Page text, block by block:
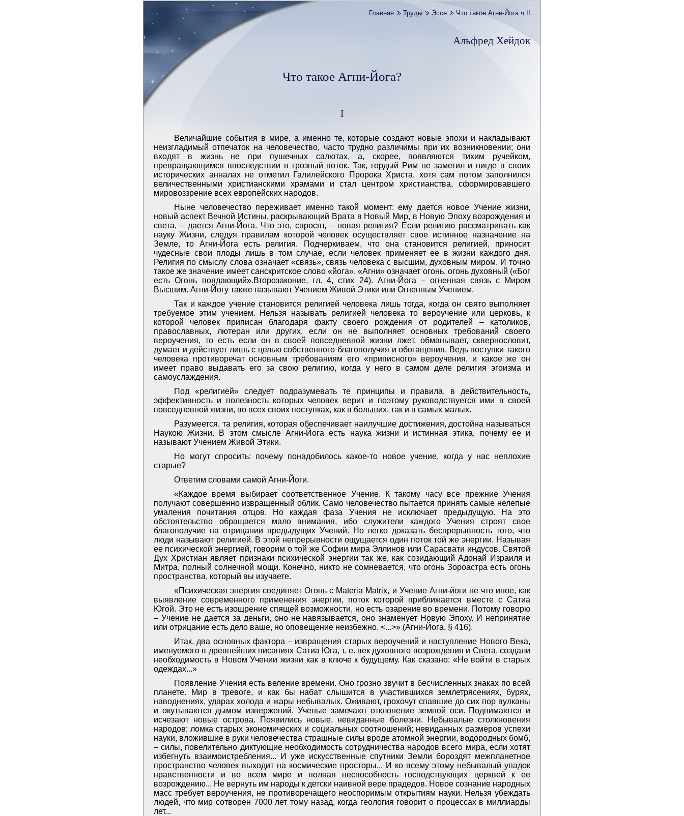
Главная Труды Эссе Что такое Агни-Йога ч.II
Альфред Хейдок
Что такое Агни-Йога?
I
Величайшие события в мире, а именно те, которые создают новые эпохи и накладывают
неизгладимый отпечаток на человечество, часто трудно различимы при их возникновении; они
входят в жизнь не при пушечных салютах, а, скорее, появляются тихим ручейком,
превращающимся впоследствии в грозный поток. Так, гордый Рим не заметил и нигде в своих
исторических анналах не отметил Галилейского Пророка Христа, хотя сам потом заполнился
величественными христианскими храмами и стал центром христианства, сформировавшего
мировоззрение всех европейских народов.
Ныне человечество переживает именно такой момент: ему дается новое Учение жизни,
новый аспект Вечной Истины, раскрывающий Врата в Новый Мир, в Новую Эпоху возрождения и
света, – дается Агни-Йога. Что это, спросят, – новая религия? Если религию рассматривать как
науку Жизни, следуя правилам которой человек осуществляет свое истинное назначение на
Земле, то Агни-Йога есть религия. Подчеркиваем, что она становится религией, приносит
чудесные свои плоды лишь в том случае, если человек применяет ее в жизни каждого дня.
Религия по смыслу слова означает «связь», связь человека с высшим, духовным миром. И точно
такое же значение имеет санскритское слово «йога». «Агни» означает огонь, огонь духовный («Бог
есть Огонь поядающий».Второзаконие, гл. 4, стих 24). Агни-Йога – огненная связь с Миром
Высшим. Агни-Йогу также называют Учением Живой Этики или Огненным Учением.
Так и каждое учение становится религией человека лишь тогда, когда он свято выполняет
требуемое этим учением. Нельзя называть религией человека то вероучение или церковь, к
которой человек приписан благодаря факту своего рождения от родителей – католиков,
православных, лютеран или других, если он не выполняет основных требований своего
вероучения, то есть если он в своей повседневной жизни лжет, обманывает, сквернословит,
думает и действует лишь с целью собственного благополучия и обогащения. Ведь поступки такого
человека противоречат основным требованиям его «приписного» вероучения, и какое же он
имеет право выдавать его за свою религию, когда у него в самом деле религия эгоизма и
самоуслаждения.
Под «религией» следует подразумевать те принципы и правила, в действительность,
эффективность и полезность которых человек верит и поэтому руководствуется ими в своей
повседневной жизни, во всех своих поступках, как в больших, так и в самых малых.
Разумеется, та религия, которая обеспечивает наилучшие достижения, достойна называться
Наукою Жизни. В этом смысле Агни-Йога есть наука жизни и истинная этика, почему ее и
называют Учением Живой Этики.
Но могут спросить: почему понадобилось какое-то новое учение, когда у нас неплохие
старые?
Ответим словами самой Агни-Йоги.
«Каждое время выбирает соответственное Учение. К такому часу все прежние Учения
получают совершенно извращенный облик. Само человечество пытается принять самые нелепые
умаления почитания отцов. Но каждая фаза Учения не исключает предыдущую. На это
обстоятельство обращается мало внимания, ибо служители каждого Учения строят свое
благополучие на отрицании предыдущих Учений. Но легко доказать беспрерывность того, что
люди называют религией. В этой непрерывности ощущается один поток той же энергии. Называя
ее психической энергией, говорим о той же Софии мира Эллинов или Сарасвати индусов. Святой
Дух Христиан являет признаки психической энергии так же, как созидающий Адонай Израиля и
Митра, полный солнечной мощи. Конечно, никто не сомневается, что огонь Зороастра есть огонь
пространства, который вы изучаете.
«Психическая энергия соединяет Огонь с Materia Matrix, и Учение Агни-йоги не что иное, как
выявление современного применения энергии, поток которой приближается вместе с Сатиа
Югой. Это не есть изощрение спящей возможности, но есть озарение во времени. Потому говорю
­– Учение не дается за деньги, оно не навязывается, оно знаменует Новую Эпоху. И непринятие
или отрицание есть дело ваше, но оповещение неизбежно. <...>» (Агни-Йога, § 416).
Итак, два основных фактора – извращения старых вероучений и наступление Нового Века,
именуемого в древнейших писаниях Сатиа Юга, т. е. век духовного возрождения и Света, создали
необходимость в Новом Учении жизни как в ключе к будущему. Как сказано: «Не войти в старых
одеждах...»
Появление Учения есть веление времени. Оно грозно звучит в бесчисленных знаках по всей
планете. Мир в тревоге, и как бы набат слышится в участившихся землетрясениях, бурях,
наводнениях, ударах холода и жары небывалых. Оживают, грохочут спавшие до сих пор вулканы
и окутываются дымом извержений. Ученые замечают отклонение земной оси. Поднимаются и
исчезают новые острова. Появились новые, невиданные болезни. Небывалые столкновения
народов; ломка старых экономических и социальных соотношений; невиданных размеров успехи
науки, вложившие в руки человечества страшные силы вроде атомной энергии, водородных бомб,
– силы, повелительно диктующие необходимость сотрудничества народов всего мира, если хотят
избегнуть взаимоистребления... И уже искусственные спутники Земли бороздят межпланетное
пространство ­человек выходит на космические просторы... И ко всему этому ­небывалый упадок
нравственности и во всем мире и полная неспособность господствующих церквей к ее
возрождению... Не вернуть им народы к детски наивной вере прадедов. Новое сознание народных
масс требует вероучения, не противоречащего неоспоримым открытиям науки. Нельзя убеждать
людей, что мир сотворен 7000 лет тому назад, когда геология говорит о процессах в миллиарды
лет...